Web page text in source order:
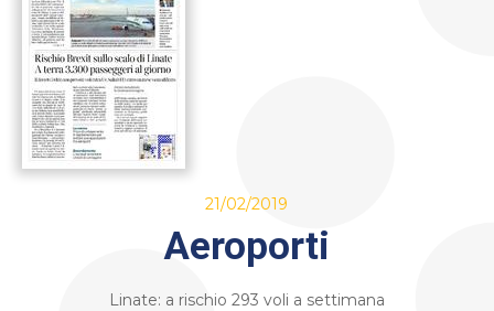
21/02/2019
Aeroporti
Linate: a rischio 293 voli a settimana